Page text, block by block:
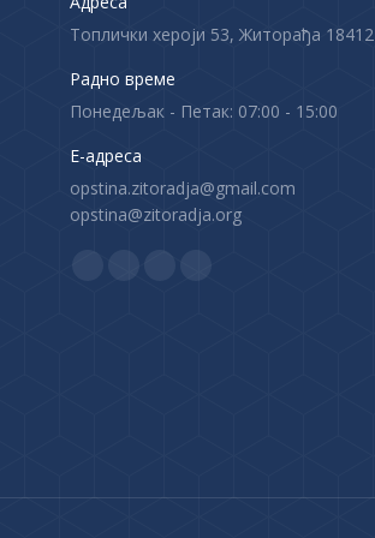
Топлички хероји 53, Житорађа 18412
Радно време
Понедељак - Петак: 07:00 - 15:00
Е-адреса
opstina.zitoradja@gmail.com
opstina@zitoradja.org
k
X
e
p
I
a